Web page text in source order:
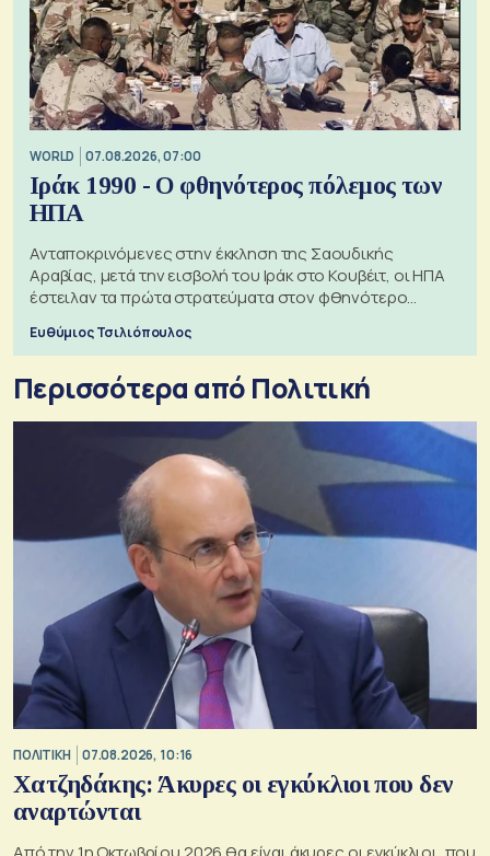
WORLD 07.08.2026, 07:00
Ιράκ 1990 - Ο φθηνότερος πόλεμος των
ΗΠΑ
Ανταποκρινόμενες στην έκκληση της Σαουδικής
Αραβίας, μετά την εισβολή του Ιράκ στο Κουβέιτ, οι ΗΠΑ
έστειλαν τα πρώτα στρατεύματα στον φθηνότερο
Ευθύμιος Τσιλιόπουλος
Περισσότερα από Πολιτική
ΠΟΛΙΤΙΚΗ 07.08.2026, 10:16
Χατζηδάκης: Άκυρες οι εγκύκλιοι που δεν
αναρτώνται